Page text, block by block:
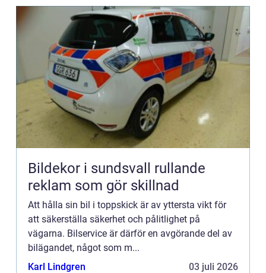
Bildekor i sundsvall rullande
reklam som gör skillnad
Att hålla sin bil i toppskick är av yttersta vikt för
att säkerställa säkerhet och pålitlighet på
vägarna. Bilservice är därför en avgörande del av
bilägandet, något som m...
Karl Lindgren
03 juli 2026